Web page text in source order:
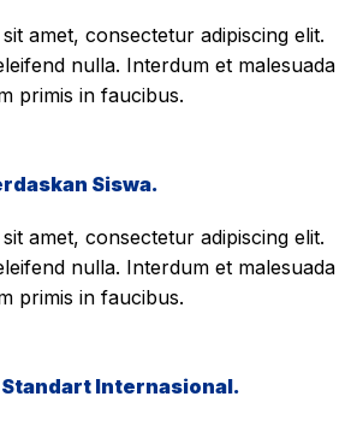
amet, consectetur adipiscing elit.
nulla. Interdum et malesuada
primis in faucibus.
Siswa.
amet, consectetur adipiscing elit.
nulla. Interdum et malesuada
primis in faucibus.
Internasional.